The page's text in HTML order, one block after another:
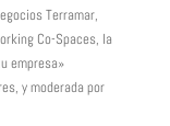
Terramar,
Co-Spaces, la
empresa»
y moderada por